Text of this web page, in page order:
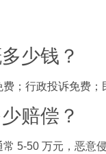
少钱？
；行政投诉免费；
赔偿？
5-50 万元，恶意